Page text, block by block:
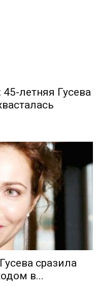
45-летняя Гусева
сразила
в...